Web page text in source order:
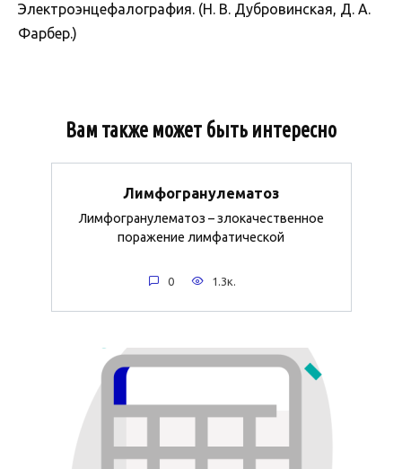
Электроэнцефалография. (Н. В. Дубровинская, Д. А.
Фарбер.)
Вам также может быть интересно
Лимфогранулематоз
Лимфогранулематоз – злокачественное
поражение лимфатической
0 1.3к.